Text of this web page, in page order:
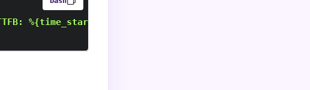
%{time_starttransfer}s